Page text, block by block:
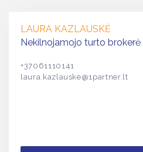
LAURA KAZLAUSKĖ
Nekilnojamojo turto brokerė
+37061110141
laura.kazlauske@1partner.lt